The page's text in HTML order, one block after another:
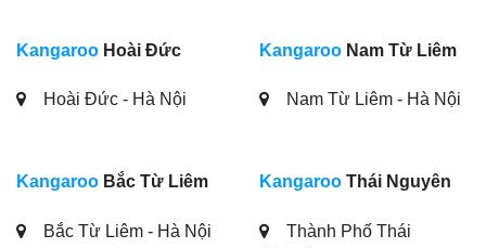
Kangaroo Hoài Đức
Hoài Đức - Hà Nội
Kangaroo Nam Từ Liêm
Nam Từ Liêm - Hà Nội
Kangaroo Bắc Từ Liêm
Bắc Từ Liêm - Hà Nội
Kangaroo Thái Nguyên
Thành Phố Thái